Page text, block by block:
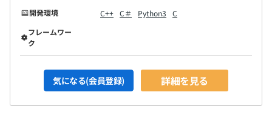
開発環境
C++ C＃ Python3
C
フレームワー
ク
気になる(会員登録) 詳細を見る